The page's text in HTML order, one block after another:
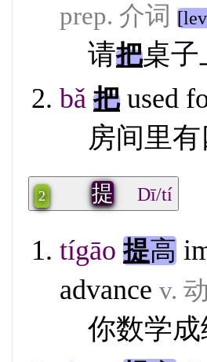
prep. 介词
请把桌子
bǎ 把 used
房间里有
2 提 Dī/tí
tígāo 提高
advance v.
你数学成